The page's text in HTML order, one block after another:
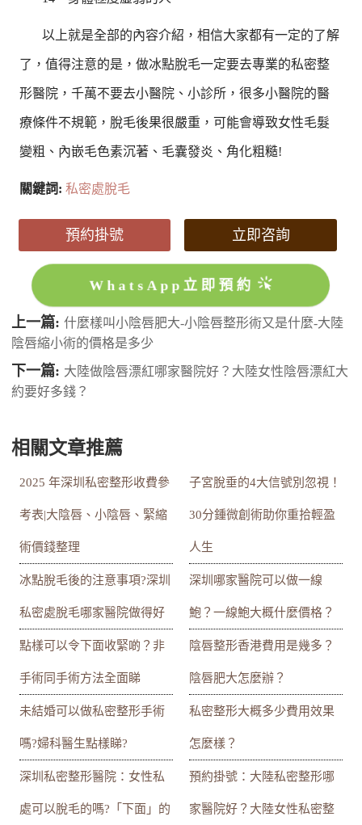
以上就是全部的內容介紹，相信大家都有一定的了解
了，值得注意的是，做冰點脫毛一定要去專業的私密整
形醫院，千萬不要去小醫院、小診所，很多小醫院的醫
療條件不規範，脫毛後果很嚴重，可能會導致女性毛髮
變粗、內嵌毛色素沉著、毛囊發炎、角化粗糙!
關鍵詞:私密處脫毛
預約掛號 立即咨詢
WhatsApp立即預約
上一篇: 什麼樣叫小陰唇肥大-小陰唇整形術又是什麼-大陸
陰唇縮小術的價格是多少
下一篇: 大陸做陰唇漂紅哪家醫院好？大陸女性陰唇漂紅大
約要好多錢？
相關文章推薦
2025 年深圳私密整形收費參
考表|大陰唇、小陰唇、緊縮
術價錢整理
子宮脫垂的4大信號別忽視！
30分鍾微創術助你重拾輕盈
人生
冰點脫毛後的注意事項?深圳
私密處脫毛哪家醫院做得好
深圳哪家醫院可以做一線
鮑？一線鮑大概什麼價格？
點樣可以令下面收緊啲？非
手術同手術方法全面睇
陰唇整形香港費用是幾多？
陰唇肥大怎麼辦？
未結婚可以做私密整形手術
嗎?婦科醫生點樣睇?
私密整形大概多少費用效果
怎麼樣？
深圳私密整形醫院：女性私
處可以脫毛的嗎?「下面」的
預約掛號：大陸私密整形哪
家醫院好？大陸女性私密整